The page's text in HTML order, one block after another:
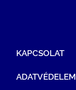
KAPCSOLAT
ADATVÉDELEM